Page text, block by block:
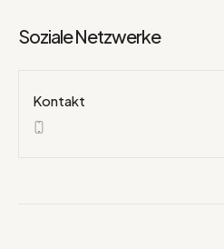
Soziale Netzwerke
Kontakt